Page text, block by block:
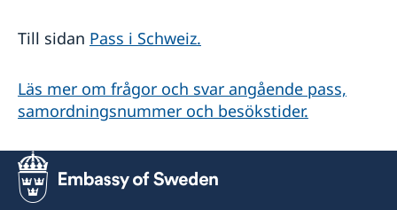
Till sidan Pass i Schweiz.
Läs mer om frågor och svar angående pass,
samordningsnummer och besökstider.